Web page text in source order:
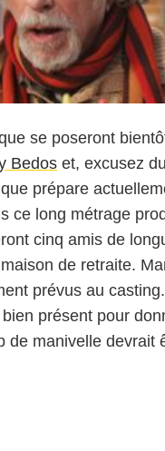
se poseront
Bedos et, excusez
prépare
ce long métrage
cinq amis de
de retraite.
prévus au
présent pour
de manivelle devrait